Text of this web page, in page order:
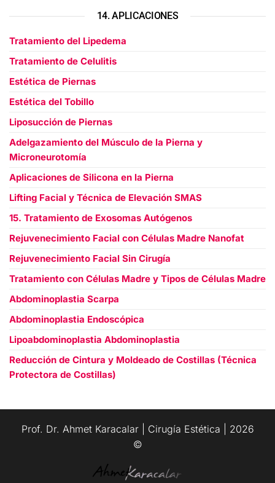
14. APLICACIONES
Tratamiento del Lipedema
Tratamiento de Celulitis
Estética de Piernas
Estética del Tobillo
Liposucción de Piernas
Adelgazamiento del Músculo de la Pierna y
Microneurotomía
Aplicaciones de Silicona en la Pierna
Lifting Facial y Técnica de Elevación SMAS
15. Tratamiento de Exosomas Autógenos
Rejuvenecimiento Facial con Células Madre Nanofat
Rejuvenecimiento Facial Sin Cirugía
Tratamiento con Células Madre y Tipos de Células Madre
Abdominoplastia Scarpa
Abdominoplastia Endoscópica
Lipoabdominoplastia Abdominoplastia
Reducción de Cintura y Moldeado de Costillas (Técnica
Protectora de Costillas)
Prof. Dr. Ahmet Karacalar | Cirugía Estética | 2026
©️